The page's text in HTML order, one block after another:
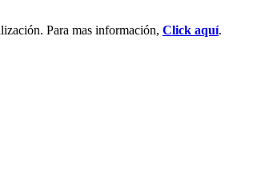
Para mas información, Click aquí.